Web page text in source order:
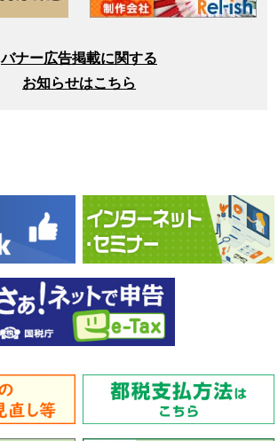
バナー広告掲載に関する
お知らせはこちら